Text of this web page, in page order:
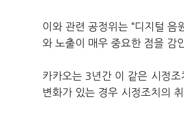
이와 관련 공정위는 “디지털 음
와 노출이 매우 중요한 점을 감
카카오는 3 년간 이 같은 시정
변화가 있는 경우 시정조치의